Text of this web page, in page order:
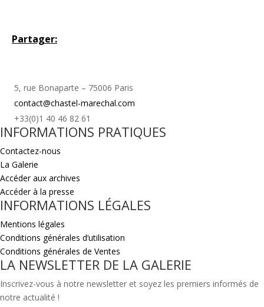
Partager:
5, rue Bonaparte – 75006 Paris
contact@chastel-marechal.com
+33(0)1 40 46 82 61
INFORMATIONS PRATIQUES
Contactez-nous
La Galerie
Accéder aux archives
Accéder à la presse
INFORMATIONS LÉGALES
Mentions légales
Conditions générales d’utilisation
Conditions générales de Ventes
LA NEWSLETTER DE LA GALERIE
Inscrivez-vous à notre newsletter et soyez les premiers informés de
notre actualité !